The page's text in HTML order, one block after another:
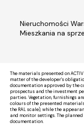
Nieruchomości
Mieszkania na
The materials presented on
matter of the developer's
documentation approved by the
prospectus and the investment
parties. Vegetation, furnishings
colours of the presented
the RAL scale), while the
and monitor settings. The
documentation.